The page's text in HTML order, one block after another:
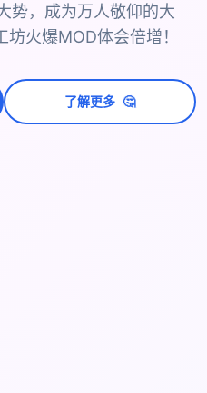
势，成为万人敬仰的大
火爆MOD体会倍增！
了解更多 🤔